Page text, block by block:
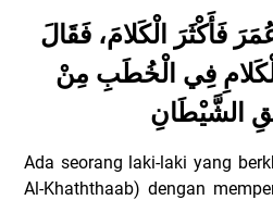
فَأَكْثَرَ الْكَلامَ، فَقَالَ
فِي الْخُطَبِ مِنْ
الشَّيْطَانِ
Ada seorang laki-laki yang
Al-Khaththaab) dengan